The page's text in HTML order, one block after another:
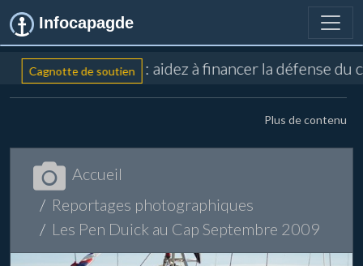
Infocapagde
Cagnotte de soutien : aidez à financer la défense
Plus de contenu
Accueil
Reportages photographiques
Les Pen Duick au Cap Septembre 2009